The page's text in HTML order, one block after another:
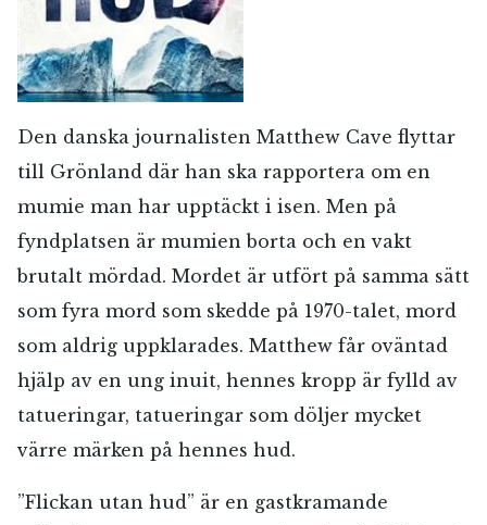
Den danska journalisten Matthew Cave flyttar
till Grönland där han ska rapportera om en
mumie man har upptäckt i isen. Men på
fyndplatsen är mumien borta och en vakt
brutalt mördad. Mordet är utfört på samma sätt
som fyra mord som skedde på 1970-talet, mord
som aldrig uppklarades. Matthew får oväntad
hjälp av en ung inuit, hennes kropp är fylld av
tatueringar, tatueringar som döljer mycket
värre märken på hennes hud.
”Flickan utan hud” är en gastkramande